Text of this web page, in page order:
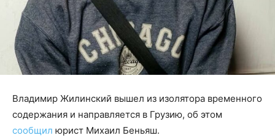
Владимир Жилинский вышел из изолятора временного
содержания и направляется в Грузию, об этом
сообщил юрист Михаил Беньяш.